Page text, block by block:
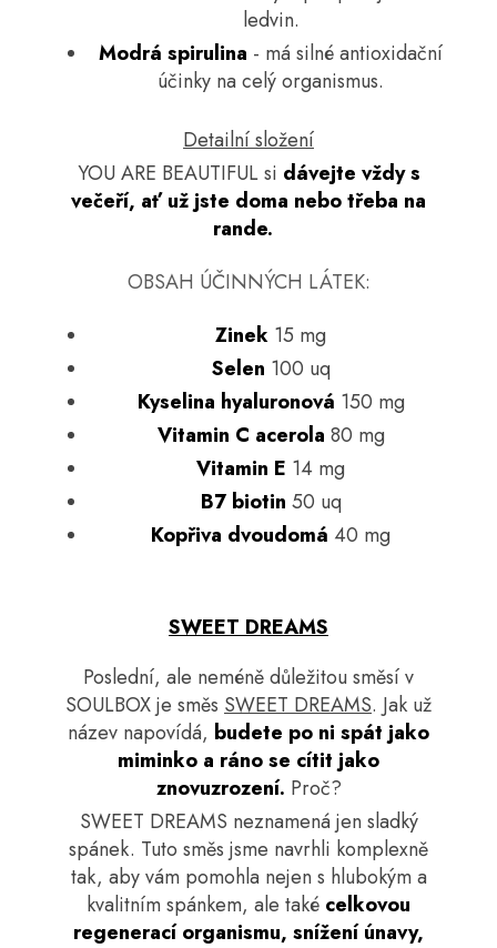
ledvin.
Modrá spirulina - má silné antioxidační
účinky na celý organismus.
Detailní složení
YOU ARE BEAUTIFUL si dávejte vždy s
večeří, ať už jste doma nebo třeba na
rande.
OBSAH ÚČINNÝCH LÁTEK:
Zinek 15 mg
Selen 100 uq
Kyselina hyaluronová 150 mg
Vitamin C acerola 80 mg
Vitamin E 14 mg
B7 biotin 50 uq
Kopřiva dvoudomá 40 mg
SWEET DREAMS
Poslední, ale neméně důležitou směsí v
SOULBOX je směs SWEET DREAMS. Jak už
název napovídá, budete po ni spát jako
miminko a ráno se cítit jako
znovuzrození. Proč?
SWEET DREAMS neznamená jen sladký
spánek. Tuto směs jsme navrhli komplexně
tak, aby vám pomohla nejen s hlubokým a
kvalitním spánkem, ale také celkovou
regenerací organismu, snížení únavy,